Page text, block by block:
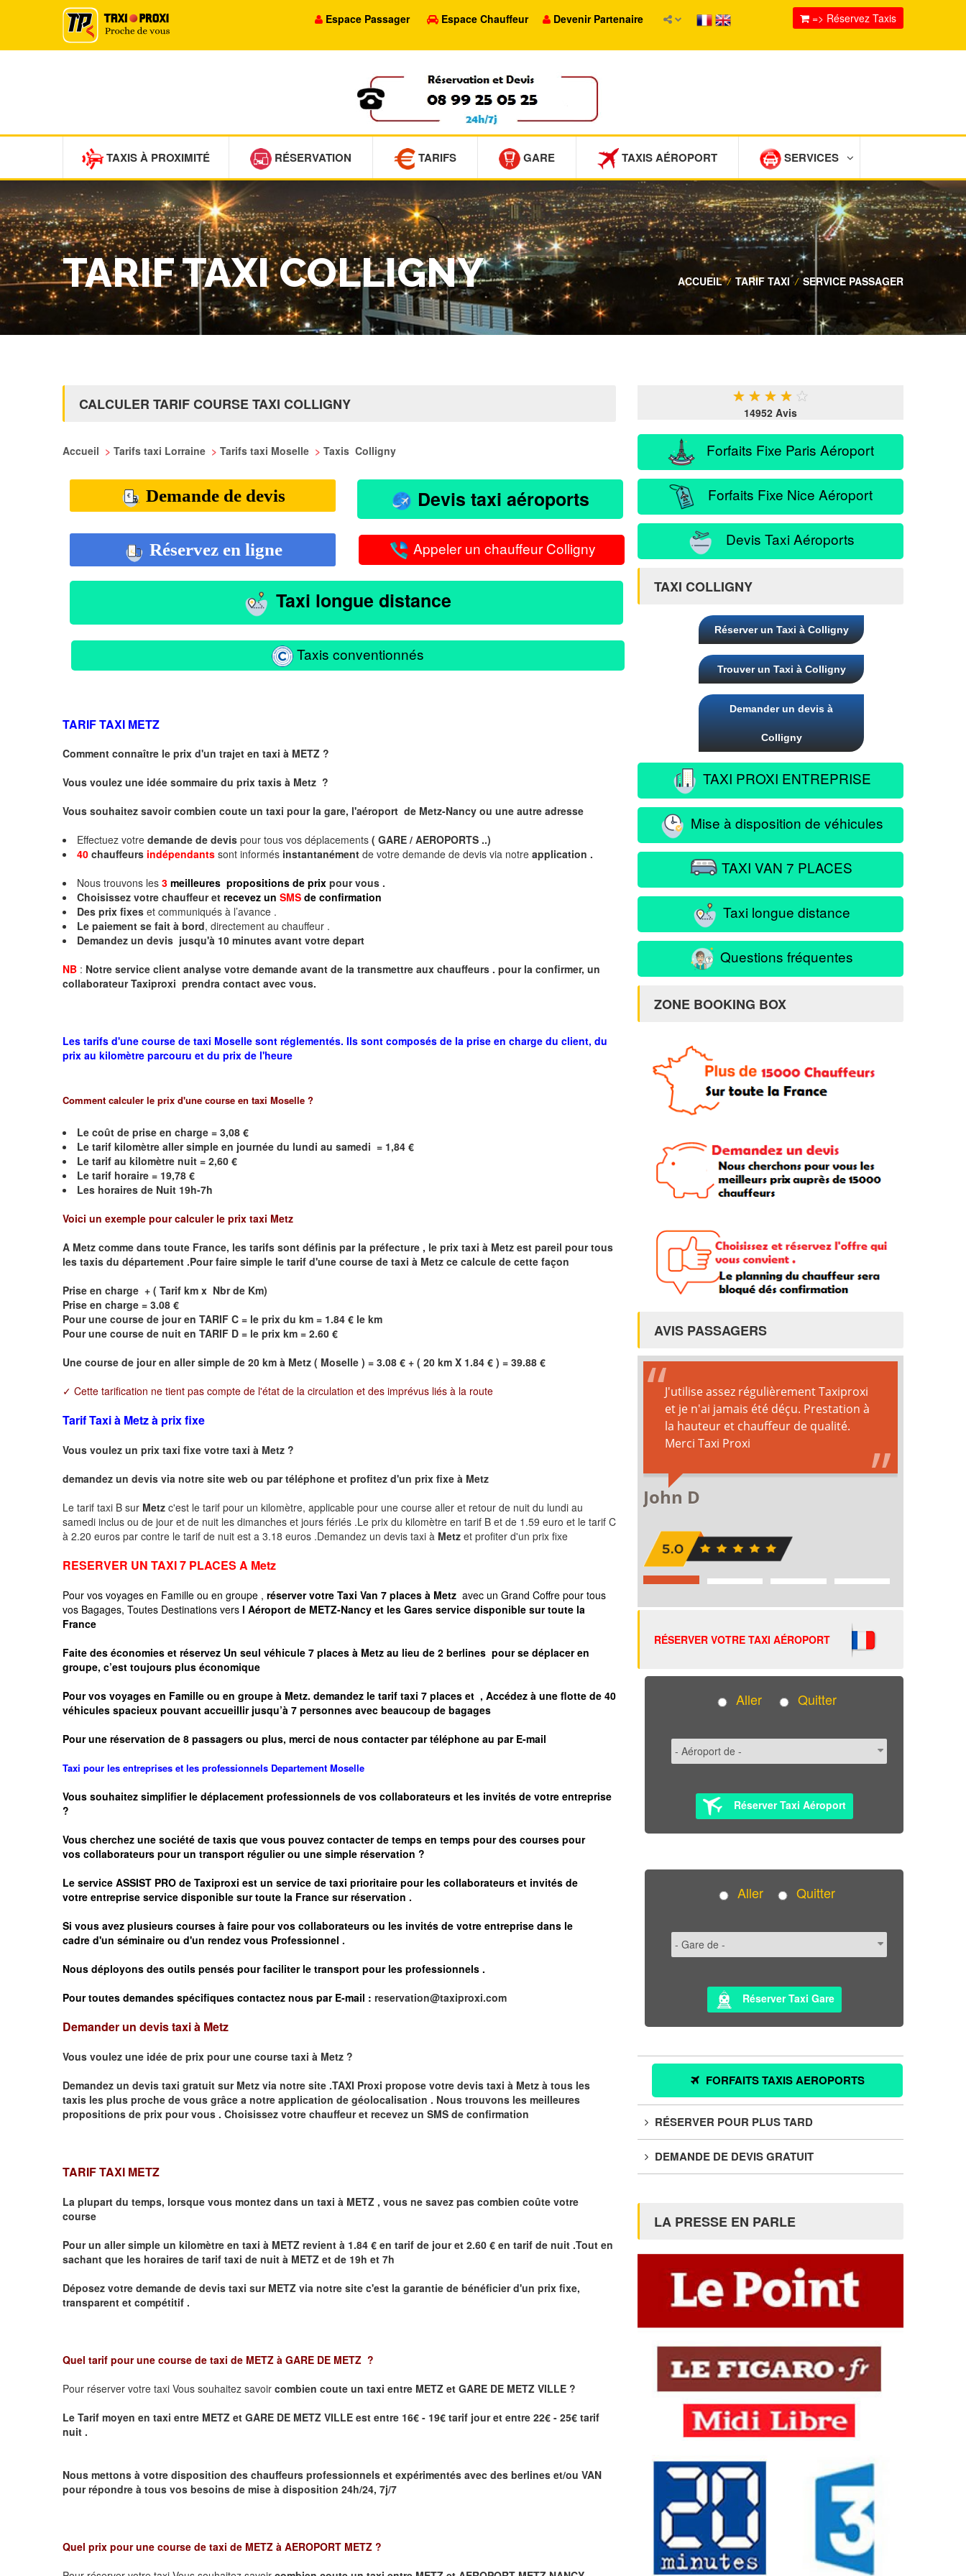
Espace Passager Espace Chauffeur Devenir Partenaire => Réservez Taxis
TAXIS À PROXIMITÉ RÉSERVATION TARIFS GARE TAXIS AÉROPORT SERVICES
TARIF TAXI COLLIGNY ACCUEIL / TARIF TAXI / SERVICE PASSAGER
CALCULER TARIF COURSE TAXI COLLIGNY
Accueil > Tarifs taxi Lorraine > Tarifs taxi Moselle > Taxis Colligny
Demande de devis Devis taxi aéroports
Réservez en ligne Appeler un chauffeur Colligny
Taxi longue distance
Taxis conventionnés
TARIF TAXI METZ
Comment connaître le prix d'un trajet en taxi à METZ ?
Vous voulez une idée sommaire du prix taxis à Metz ?
Vous souhaitez savoir combien coute un taxi pour la gare, l'aéroport de Metz-Nancy ou une autre adresse
Effectuez votre demande de devis pour tous vos déplacements ( GARE / AEROPORTS ..)
40 chauffeurs indépendants sont informés instantanément de votre demande de devis via notre application .
Nous trouvons les 3 meilleures propositions de prix pour vous .
Choisissez votre chauffeur et recevez un SMS de confirmation
Des prix fixes et communiqués à l’avance .
Le paiement se fait à bord, directement au chauffeur .
Demandez un devis jusqu'à 10 minutes avant votre depart
NB : Notre service client analyse votre demande avant de la transmettre aux chauffeurs . pour la confirmer, un
collaborateur Taxiproxi prendra contact avec vous.
Les tarifs d'une course de taxi Moselle sont réglementés. Ils sont composés de la prise en charge du client, du
prix au kilomètre parcouru et du prix de l'heure
Comment calculer le prix d'une course en taxi Moselle ?
Le coût de prise en charge = 3,08 €
Le tarif kilomètre aller simple en journée du lundi au samedi = 1,84 €
Le tarif au kilomètre nuit = 2,60 €
Le tarif horaire = 19,78 €
Les horaires de Nuit 19h-7h
Voici un exemple pour calculer le prix taxi Metz
A Metz comme dans toute France, les tarifs sont définis par la préfecture , le prix taxi à Metz est pareil pour tous
les taxis du département .Pour faire simple le tarif d'une course de taxi à Metz ce calcule de cette façon
Prise en charge + ( Tarif km x Nbr de Km)
Prise en charge = 3.08 €
Pour une course de jour en TARIF C = le prix du km = 1.84 € le km
Pour une course de nuit en TARIF D = le prix km = 2.60 €
Une course de jour en aller simple de 20 km à Metz ( Moselle ) = 3.08 € + ( 20 km X 1.84 € ) = 39.88 €
✓ Cette tarification ne tient pas compte de l'état de la circulation et des imprévus liés à la route
Tarif Taxi à Metz à prix fixe
Vous voulez un prix taxi fixe votre taxi à Metz ?
demandez un devis via notre site web ou par téléphone et profitez d'un prix fixe à Metz
Le tarif taxi B sur Metz c'est le tarif pour un kilomètre, applicable pour une course aller et retour de nuit du lundi au
samedi inclus ou de jour et de nuit les dimanches et jours fériés .Le prix du kilomètre en tarif B et de 1.59 euro et le tarif C
à 2.20 euros par contre le tarif de nuit est a 3.18 euros .Demandez un devis taxi à Metz et profiter d'un prix fixe
RESERVER UN TAXI 7 PLACES A Metz
Pour vos voyages en Famille ou en groupe , réserver votre Taxi Van 7 places à Metz avec un Grand Coffre pour tous
vos Bagages, Toutes Destinations vers l Aéroport de METZ-Nancy et les Gares service disponible sur toute la
France
Faite des économies et réservez Un seul véhicule 7 places à Metz au lieu de 2 berlines pour se déplacer en
groupe, c’est toujours plus économique
Pour vos voyages en Famille ou en groupe à Metz. demandez le tarif taxi 7 places et , Accédez à une flotte de 40
véhicules spacieux pouvant accueillir jusqu’à 7 personnes avec beaucoup de bagages
Pour une réservation de 8 passagers ou plus, merci de nous contacter par téléphone au par E-mail
Taxi pour les entreprises et les professionnels Departement Moselle
Vous souhaitez simplifier le déplacement professionnels de vos collaborateurs et les invités de votre entreprise
?
Vous cherchez une société de taxis que vous pouvez contacter de temps en temps pour des courses pour
vos collaborateurs pour un transport régulierou une simple réservation ?
Le service ASSIST PRO de Taxiproxi est un service de taxi prioritaire pour les collaborateurs et invités de
votre entreprise service disponible sur toute la France sur réservation .
Si vous avez plusieurs courses à faire pour vos collaborateurs ou les invités de votre entreprise dans le
cadre d'un séminaire ou d'un rendez vous Professionnel .
Nous déployons des outils pensés pour faciliter le transport pour les professionnels .
Pour toutes demandes spécifiques contactez nous par E-mail : reservation@taxiproxi.com
Demander un devis taxi à Metz
Vous voulez une idée de prix pour une course taxi à Metz ?
Demandez un devis taxi gratuit sur Metz via notre site .TAXI Proxi propose votre devis taxi à Metz à tous les
taxis les plus proche de vous grâce a notre application de géolocalisation . Nous trouvons les meilleures
propositions de prix pour vous . Choisissez votre chauffeur et recevez un SMS de confirmation
TARIF TAXI METZ
La plupart du temps, lorsque vous montez dans un taxi à METZ , vous ne savez pas combien coûte votre
course
Pour un aller simple un kilomètre en taxi à METZ revient à 1.84 € en tarif de jour et 2.60 € en tarif de nuit .Tout en
sachant que les horaires de tarif taxi de nuit à METZ et de 19h et 7h
Déposez votre demande de devis taxi sur METZ via notre site c'est la garantie de bénéficier d'un prix fixe,
transparent et compétitif .
Quel tarif pour une course de taxi de METZ à GARE DE METZ ?
Pour réserver votre taxi Vous souhaitez savoir combien coute un taxi entre METZ et GARE DE METZ VILLE ?
Le Tarif moyen en taxi entre METZ et GARE DE METZ VILLE est entre 16€ - 19€ tarif jour et entre 22€ - 25€ tarif
nuit .
Nous mettons à votre disposition des chauffeurs professionnels et expérimentés avec des berlines et/ou VAN
pour répondre à tous vos besoins de mise à disposition 24h/24, 7j/7
Quel prix pour une course de taxi de METZ à AEROPORT METZ ?
★ ★ ★ ★ ★
14952 Avis
Forfaits Fixe Paris Aéroport
Forfaits Fixe Nice Aéroport
Devis Taxi Aéroports
TAXI COLLIGNY
Réserver un Taxi à Colligny
Trouver un Taxi à Colligny
Demander un devis à
Colligny
TAXI PROXI ENTREPRISE
Mise à disposition de véhicules
TAXI VAN 7 PLACES
Taxi longue distance
Questions fréquentes
ZONE BOOKING BOX
AVIS PASSAGERS
RÉSERVER VOTRE TAXI AÉROPORT
Aller Quitter
Réserver Taxi Aéroport
Aller Quitter
Réserver Taxi Gare
FORFAITS TAXIS AEROPORTS
RÉSERVER POUR PLUS TARD
DEMANDE DE DEVIS GRATUIT
LA PRESSE EN PARLE